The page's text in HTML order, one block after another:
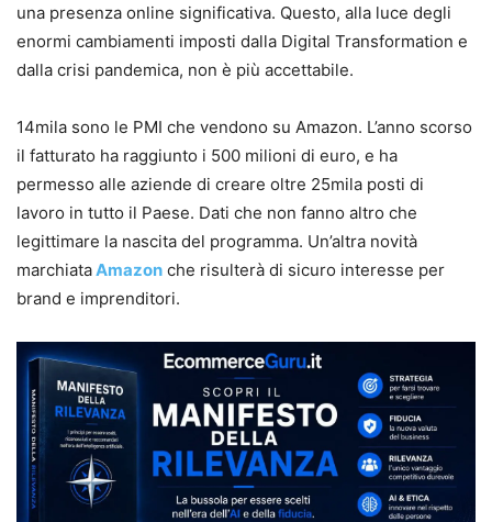
una presenza online significativa. Questo, alla luce degli
enormi cambiamenti imposti dalla Digital Transformation e
dalla crisi pandemica, non è più accettabile.
14mila sono le PMI che vendono su Amazon. L’anno scorso
il fatturato ha raggiunto i 500 milioni di euro, e ha
permesso alle aziende di creare oltre 25mila posti di
lavoro in tutto il Paese. Dati che non fanno altro che
legittimare la nascita del programma. Un’altra novità
marchiataAmazon che risulterà di sicuro interesse per
brand e imprenditori.